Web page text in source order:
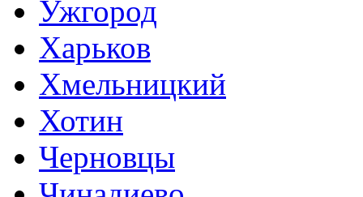
Ужгород
Харьков
Хмельницкий
Хотин
Черновцы